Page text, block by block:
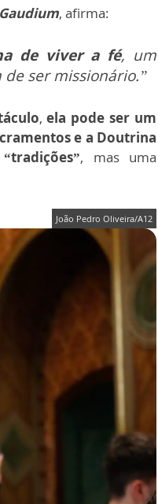
, afirma:
de viver a fé, um
ser missionário.”
, ela pode ser um
e a Doutrina
, mas uma
João Pedro Oliveira/A12